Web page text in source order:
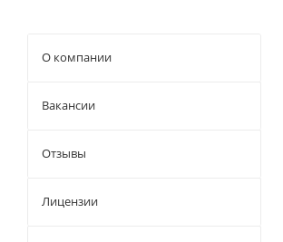
О компании
Вакансии
Отзывы
Лицензии